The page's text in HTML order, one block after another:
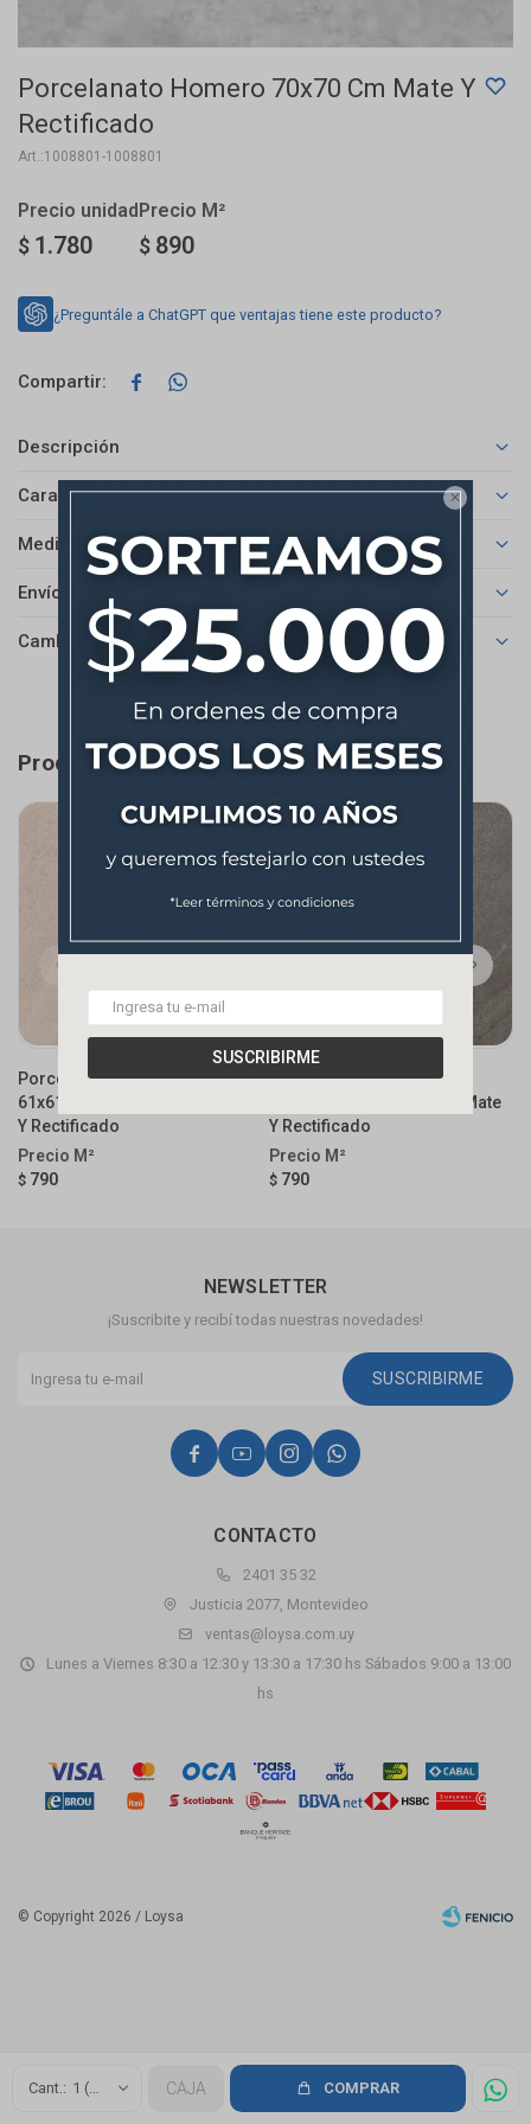

SUSCRIBIRME
Porcelanato Homero 70x70 Cm Mate Y
Rectificado
1008801-1008801
$ 1.780 $ 890
1 (2m2) CAJA COMPRAR
¿Preguntále a ChatGPT que ventajas tiene este producto?
 
Descripción
Características
Medios de pago
Envíos
Cambios y Devoluciones
Productos que te pueden interesar
Porcelanato Kotel Mineral
61x61 Cm Antideslizante Mate
Y Rectificado
$ 790
Porcelanato Kotel Titanio
61x61 Cm Antideslizante Mate
Y Rectificado
$ 790
CONTACTO
2401 35 32
Justicia 2077, Montevideo
ventas@loysa.com.uy
Lunes a Viernes 8:30 a 12:30 y 13:30 a 17:30 hs Sábados 9:00 a 13:00
hs
NEWSLETTER
¡Suscribite y recibí todas nuestras novedades!
SUSCRIBIRME
   
© Copyright 2026 / Loysa
Fenicio